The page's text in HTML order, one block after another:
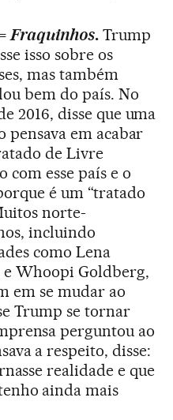
Fraquinhos.Trump
isso sobre os
mas também
bem do país. No
2016, disse que uma
pensava em acabar
de Livre
com esse país e o
é um “tratado
norte-
incluindo
como Lena
e Whoopi Goldberg,
em se mudar ao
Trump se tornar
perguntou ao
a respeito, disse:
realidade e que
ainda mais